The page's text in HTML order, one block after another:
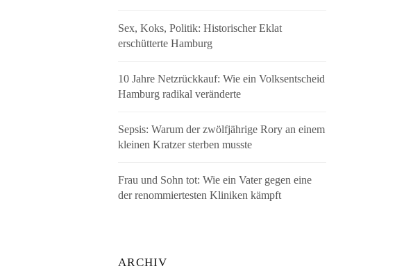
Sex, Koks, Politik: Historischer Eklat
erschütterte Hamburg
10 Jahre Netzrückkauf: Wie ein Volksentscheid
Hamburg radikal veränderte
Sepsis: Warum der zwölfjährige Rory an einem
kleinen Kratzer sterben musste
Frau und Sohn tot: Wie ein Vater gegen eine
der renommiertesten Kliniken kämpft
ARCHIV